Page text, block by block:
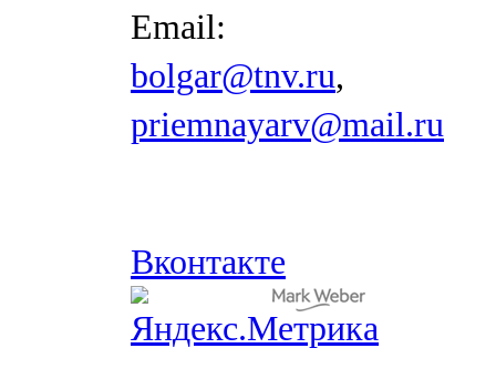
Email:
bolgar@tnv.ru,
priemnayarv@mail.ru
Вконтакте